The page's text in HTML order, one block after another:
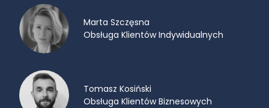
Marta Szczęsna
Obsługa Klientów Indywidualnych
Tomasz Kosiński
Obsługa Klientów Biznesowych